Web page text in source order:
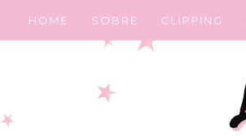
HOME SOBRE CLIPPING